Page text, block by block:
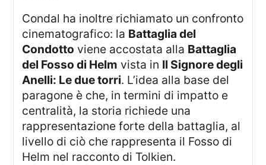
Condal ha inoltre richiamato un confronto
cinematografico: la Battaglia del
Condotto viene accostata alla Battaglia
del Fosso di Helm vista in Il Signore degli
Anelli: Le due torri. L’idea alla base del
paragone è che, in termini di impatto e
centralità, la storia richiede una
rappresentazione forte della battaglia, al
livello di ciò che rappresenta il Fosso di
Helm nel racconto di Tolkien.